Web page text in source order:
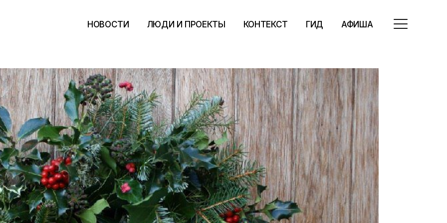
НОВОСТИ ЛЮДИ И ПРОЕКТЫ КОНТЕКСТ ГИД АФИША